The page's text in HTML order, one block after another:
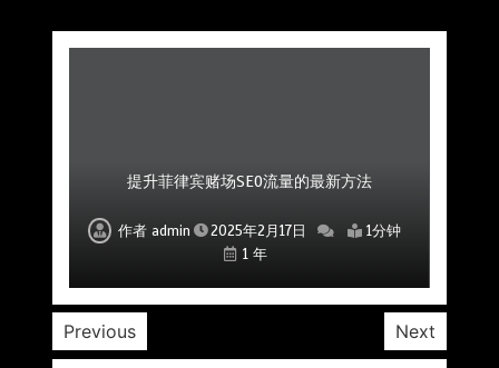
为赌场提供有效SEO服务的公司
作者 admin 2025年2月17日
1分钟
1 年
提升菲律宾赌场SEO流量的最新方法
作者 admin 2025年2月17日
1分钟
1 年
家
作者 admin 2025年2月17日
1分钟
1 年
如何通过SEO提升菲律宾赌场网站的排名
作者 admin 2025年2月17日
1分钟
1 年
提升赌场SEO效果的关键优化方案
作者 admin 2025年2月17日
1分钟
1 年
菲律宾赌场公司如何运用创新手段增加市场份额
作者 admin 2025年2月17日
1分钟
1 年
如何通过SEO增加菲律宾赌场的潜在客户
作者 admin 2025年2月17日
1分钟
1 年
Previous Next